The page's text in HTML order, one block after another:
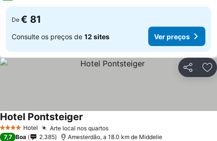
De € 81
Consulte os preços de 12 sites Ver preços
Partilhar
4 EstrelasHotel Arte local nos quartos
Hotel Pontsteiger
7,7 Boa 2.385 Amesterdão, a 18.0 km de Middelie